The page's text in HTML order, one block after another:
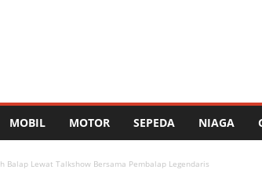
MOBIL MOTOR SEPEDA NIAGA
Balap Lewat Talkshow Bersama Pembalap Legendaris